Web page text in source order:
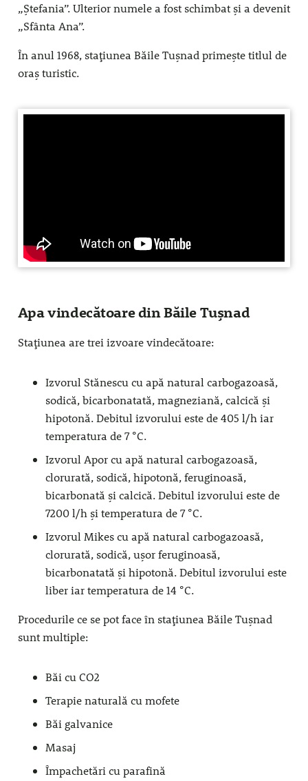
„Ștefania”. Ulterior numele a fost schimbat și a devenit
„Sfânta Ana”.
În anul 1968, stațiunea Băile Tușnad primește titlul de
oraș turistic.
Apa vindecătoare din Băile Tușnad
Stațiunea are trei izvoare vindecătoare:
Izvorul Stănescu cu apă natural carbogazoasă,
sodică, bicarbonatată, magneziană, calcică și
hipotonă. Debitul izvorului este de 405 l/h iar
temperatura de 7 °C.
Izvorul Apor cu apă natural carbogazoasă,
clorurată, sodică, hipotonă, feruginoasă,
bicarbonată și calcică. Debitul izvorului este de
7200 l/h și temperatura de 7 °C.
Izvorul Mikes cu apă natural carbogazoasă,
clorurată, sodică, ușor feruginoasă,
bicarbonatată și hipotonă. Debitul izvorului este
liber iar temperatura de 14 °C.
Procedurile ce se pot face în stațiunea Băile Tușnad
sunt multiple:
Băi cu CO2
Terapie naturală cu mofete
Băi galvanice
Masaj
Împachetări cu parafină